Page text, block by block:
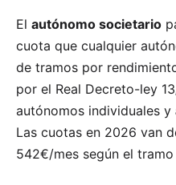
El autónomo societario
cuota que cualquier
de tramos por
por el Real Decreto-ley
autónomos individuales y
Las cuotas en 2026 van
542€/mes según el